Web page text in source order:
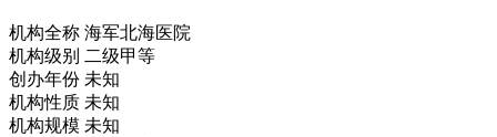
机构全称 海军北海医院
机构级别 二级甲等
创办年份 未知
机构性质 未知
机构规模 未知